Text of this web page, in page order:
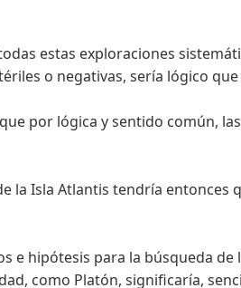
estas exploraciones
o negativas, sería lógico
por lógica y sentido común,
la Isla Atlantis tendría
e hipótesis para la búsqueda de
como Platón, significaría,